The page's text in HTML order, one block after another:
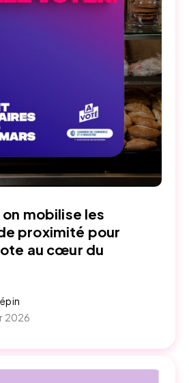
mobilise les
proximité pour
au cœur du
2026